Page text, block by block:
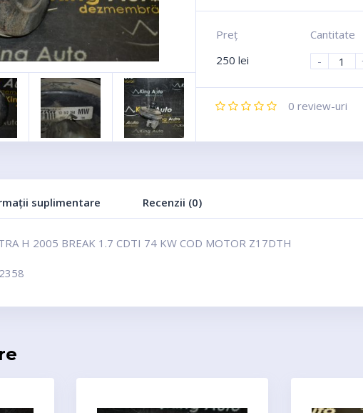
Preţ
250lei
Cantitate
-
0 review-uri
suplimentare Recenzii (0)
H 2005 BREAK 1.7 CDTI 74 KW COD MOTOR Z17DTH